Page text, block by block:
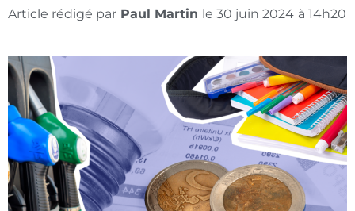
Article rédigé par Paul Martin le 30 juin 2024 à 14h20